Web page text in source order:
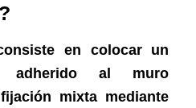
en colocar un
adherido al muro
mixta mediante